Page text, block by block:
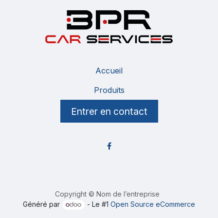
Accueil
Produits
Entrer en contact
Copyright © Nom de l’entreprise
Généré par
- Le #1Open Source eCommerce